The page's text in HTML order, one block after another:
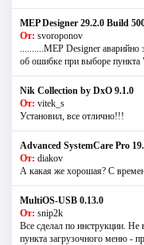
MEP Designer 29.2.0 Build
От: svoroponov
..........MEP Designer
об ошибке при выборе
Nik Collection by DxO 9.1.0
От: vitek_s
Установил, все отлично!!!
Advanced SystemCare Pro
От: diakov
А какая же хорошая? С
MultiOS-USB 0.13.0
От: snip2k
Все сделал по инструкции.
пункта загрузочного меню -